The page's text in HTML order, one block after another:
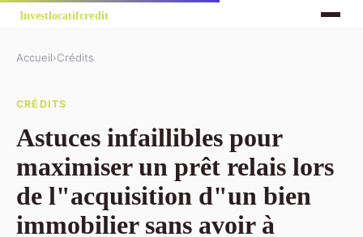
Accueil›Crédits
CRÉDITS
Astuces infaillibles pour
maximiser un prêt relais lors
de l"acquisition d"un bien
immobilier sans avoir à